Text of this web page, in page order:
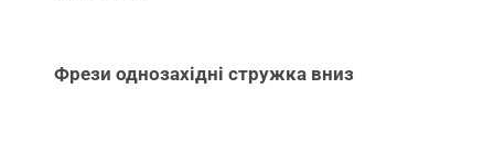
Фрези однозахідні стружка вниз